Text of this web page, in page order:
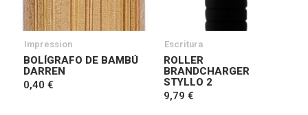
Impression
BOLÍGRAFO DE BAMBÚ
DARREN
0,40 €
Escritura
ROLLER
BRANDCHARGER
STYLLO 2
9,79 €